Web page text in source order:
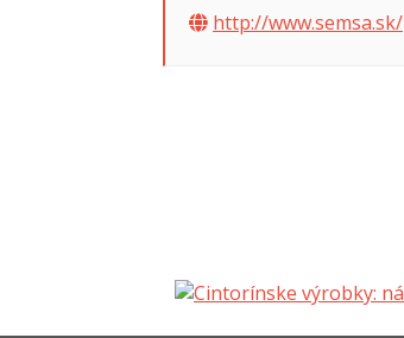
http://www.semsa.sk/